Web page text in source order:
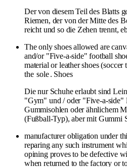
Der von diesem Teil des Blatts
Riemen, der von der Mitte des
reicht und so die Zehen trennt,
The only shoes allowed are
and/or "Five-a-side" football
material or leather shoes
the sole . Shoes
Die nur Schuhe erlaubt sind
"Gym" und / oder "Five-a-side"
Gummisohlen oder ähnlichem
(Fußball-Typ), aber mit Gummi
manufacturer obligation under
reparing any such instrument
opining proves to be defective
when returned to the factory or